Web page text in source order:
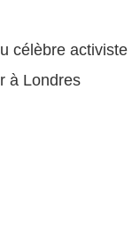
célèbre activiste
à Londres